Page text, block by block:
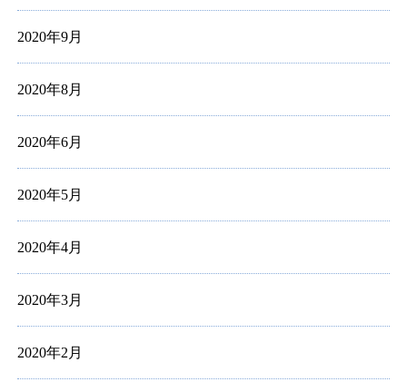
2020年9月
2020年8月
2020年6月
2020年5月
2020年4月
2020年3月
2020年2月